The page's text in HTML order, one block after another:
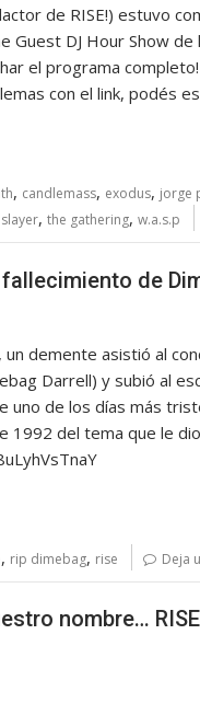
de RISE!) estuvo
Guest DJ Hour Show
el programa
con el link, podés
, candlemass, exodus, jorge
slayer, the gathering, w.a.s.p
de
demente asistió al
Darrell) y subió al
uno de los días más
1992 del tema que le
, rip dimebag, rise Deja
nombre…